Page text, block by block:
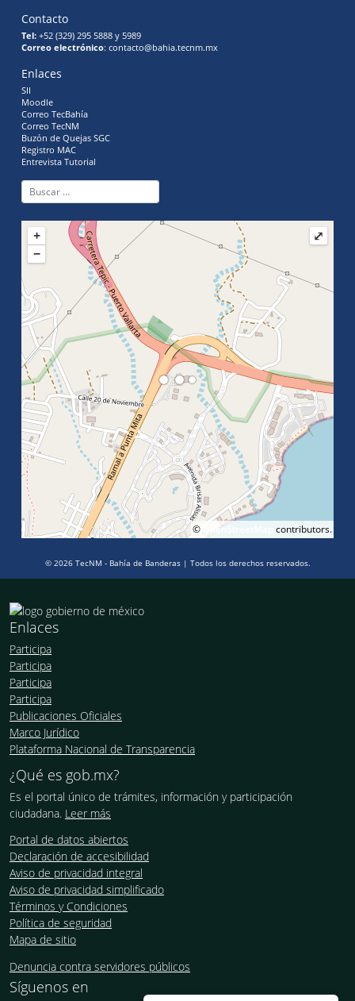
Contacto
Tel: +52 (329) 295 5888 y 5989
Correo electrónico: contacto@bahia.tecnm.mx
Enlaces
SII
Moodle
Correo TecBahía
Correo TecNM
Buzón de Quejas SGC
Registro MAC
Entrevista Tutorial
+
−
© OpenStreetMap contributors.
⤢
© 2026 TecNM - Bahía de Banderas | Todos los derechos reservados.
Enlaces
Participa
Participa
Participa
Participa
Publicaciones Oficiales
Marco Jurídico
Plataforma Nacional de Transparencia
¿Qué es gob.mx?
Es el portal único de trámites, información y participación
ciudadana. Leer más
Portal de datos abiertos
Declaración de accesibilidad
Aviso de privacidad integral
Aviso de privacidad simplificado
Términos y Condiciones
Política de seguridad
Mapa de sitio
Denuncia contra servidores públicos
Síguenos en